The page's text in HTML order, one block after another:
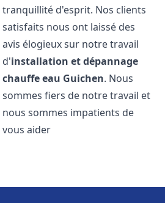
tranquillité d'esprit. Nos clients
satisfaits nous ont laissé des
avis élogieux sur notre travail
d'installation et dépannage
chauffe eau Guichen. Nous
sommes fiers de notre travail et
nous sommes impatients de
vous aider